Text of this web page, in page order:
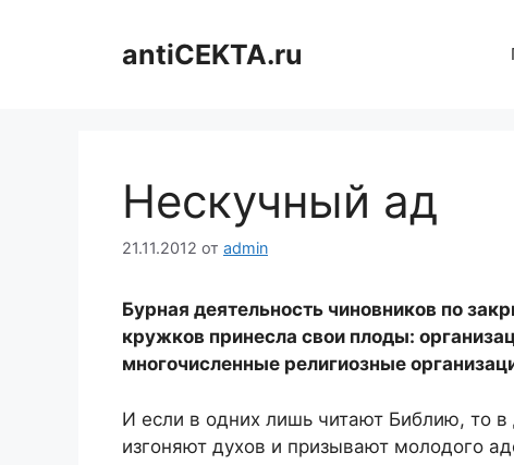
содержимомуantiCEKTA.ru
Нескучный ад
21.11.2012 от admin
Бурная деятельность чиновников по
кружков принесла свои плоды:
многочисленные религиозные
И если в одних лишь читают Библию, то в
изгоняют духов и призывают молодого